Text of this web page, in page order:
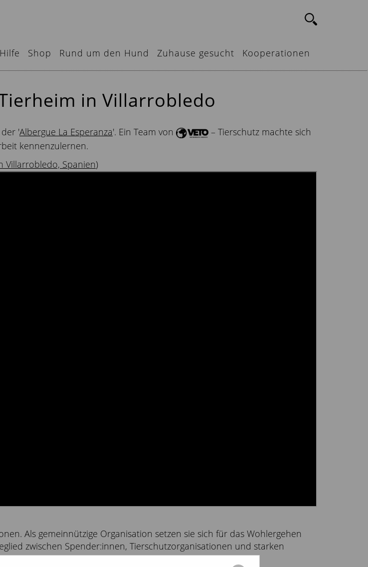
Shop Rund um den Hund Zuhause gesucht Kooperationen
in Villarrobledo
'Albergue La Esperanza'. Ein Team von
– Tierschutz machte sich
kennenzulernen.
Villarrobledo, Spanien)
Als gemeinnützige Organisation setzen sie sich für das Wohlergehen
zwischen Spender:innen, Tierschutzorganisationen und starken
ueber-uns/)